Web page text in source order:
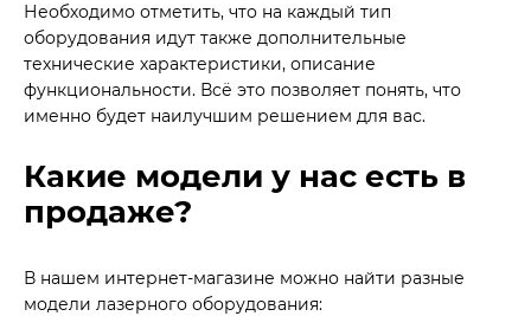
Необходимо отметить, что на каждый тип
оборудования идут также дополнительные
технические характеристики, описание
функциональности. Всё это позволяет понять, что
именно будет наилучшим решением для вас.
Какие модели у нас есть в
продаже?
В нашем интернет-магазине можно найти разные
модели лазерного оборудования: